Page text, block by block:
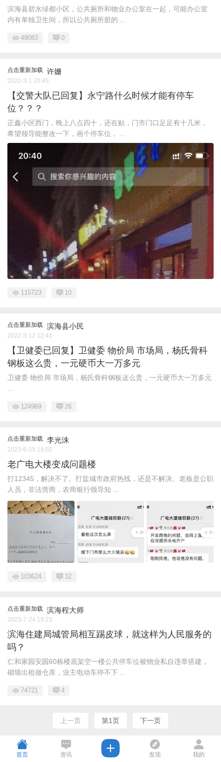
滨海县碧水绿都小区，公共厕所和物业办公室在一起，可能办公室
内有单独卫生间，所以公共厕所脏的 ...
49083 0
点击重新加载 许姗
2022-3-1 20:45
【交警大队已回复】永宁路什么时候才能有停车
位？？？
正鑫小区西门，晚上八点四十，还在贴，门市门口足足有十几米，
希望领导能整改一下，画个停车位， ...
115723 10
点击重新加载 滨海县小民
2022-3-12 12:43
【卫健委已回复】卫健委 物价局 市场局，杨氏骨科
钢板这么贵，一元硬币大一万多元
卫健委 物价局 市场局，杨氏骨科钢板这么贵，一元硬币大一万多元
124969 26
点击重新加载 李光洙
2023-6-25 18:02
老广电大楼变成问题楼
打12345，解决不了。打盐城市政府热线，还是不解决。老板是公职
人员，非法营商，农商银行领导知 ...
103624 32
点击重新加载 滨海程大师
2023-7-24 19:23
滨海住建局城管局相互踢皮球，就这样为人民服务的
吗？
仁和家园安园60栋楼底架空一楼公共停车位被物业私自违章搭建，
砌墙出租做仓库，业主电动车停不下 ...
74721 4
上一页 第1页 下一页
首页 资讯 发现 我的